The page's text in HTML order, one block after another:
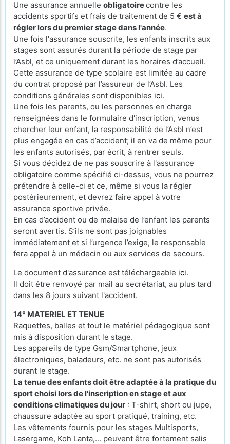
Une assurance annuelle obligatoirecontre les
accidents sportifs et frais de traitement de 5 € est à
régler lors du premier stage dans l'année.
Une fois l'assurance souscrite, les enfants inscrits aux
stages sont assurés durant la période de stage par
l’Asbl, et ce uniquement durant les horaires d’accueil.
Cette assurance de type scolaire est limitée au cadre
du contrat proposé par l’assureur de l’Asbl. Les
conditions générales sont disponibles ici.
Une fois les parents, ou les personnes en charge
renseignées dans le formulaire d'inscription, venus
chercher leur enfant, la responsabilité de l’Asbl n’est
plus engagée en cas d’accident; il en va de même pour
les enfants autorisés, par écrit, à rentrer seuls.
Si vous décidez de ne pas souscrire à l'assurance
obligatoire comme spécifié ci-dessus, vous ne pourrez
prétendre à celle-ci et ce, même si vous la régler
postérieurement, et devrez faire appel à votre
assurance sportive privée.
En cas d’accident ou de malaise de l’enfant les parents
seront avertis. S’ils ne sont pas joignables
immédiatement et si l’urgence l’exige, le responsable
fera appel à un médecin ou aux services de secours.
Le document d'assurance est téléchargeable ici.
Il doit être renvoyé par mail au secrétariat, au plus tard
dans les 8 jours suivant l'accident.
14° MATERIEL ET TENUE
Raquettes, balles et tout le matériel pédagogique sont
mis à disposition durant le stage.
Les appareils de type Gsm/Smartphone, jeux
électroniques, baladeurs, etc. ne sont pas autorisés
durant le stage.
La tenue des enfants doit être adaptée à la pratique du
sport choisi lors de l'inscription en stage et aux
conditions climatiques du jour : T-shirt, short ou jupe,
chaussure adaptée au sport pratiqué, training, etc.
Les vêtements fournis pour les stages Multisports,
Lasergame, Koh Lanta,... peuvent être fortement salis